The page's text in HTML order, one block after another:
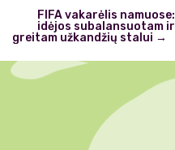
FIFA vakarėlis namuose:
idėjos subalansuotam ir
greitam užkandžių stalui →